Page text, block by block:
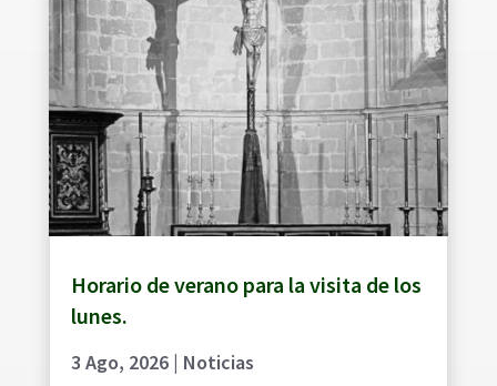
Horario de verano para la visita de los
lunes.
3 Ago, 2026| Noticias